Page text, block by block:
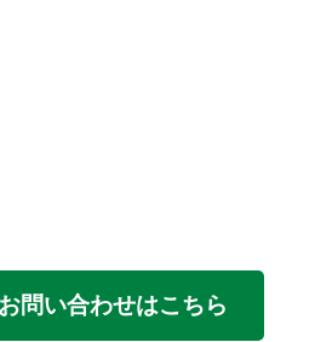
問い合わせはこちら